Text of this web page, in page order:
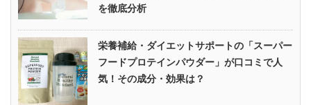
を徹底分析
栄養補給・ダイエットサポートの「スーパー
フードプロテインパウダー」が口コミで人
気！その成分・効果は？